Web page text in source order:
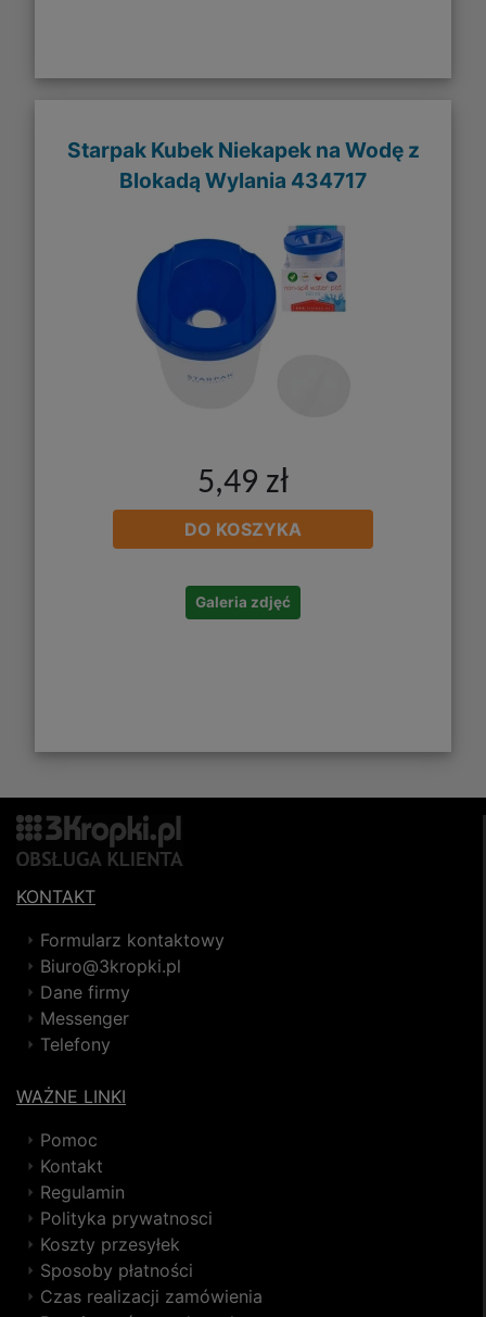
Starpak Kubek Niekapek na Wodę z
Blokadą Wylania 434717
5,49 zł
DO KOSZYKA
Galeria zdjęć
KONTAKT
Formularz kontaktowy
Biuro@3kropki.pl
Dane firmy
Messenger
Telefony
WAŻNE LINKI
Pomoc
Kontakt
Regulamin
Polityka prywatnosci
Koszty przesyłek
Sposoby płatności
Czas realizacji zamówienia